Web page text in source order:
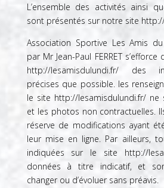
L’ensemble des activités ainsi
sont présentés sur notre site
Association Sportive Les Amis
par Mr Jean-Paul FERRET
http://lesamisdulundi.fr/ des
précises que possible. les
le site http://lesamisdulundi.fr/ne
et les photos non contractuelles.
réserve de modifications ayant
leur mise en ligne. Par ailleurs,
indiquées sur le site http://
données à titre indicatif, et
changer ou d’évoluer sans préavis.